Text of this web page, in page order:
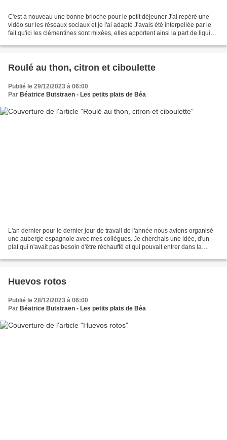
C'est à nouveau une bonne brioche pour le petit déjeuner J'ai repéré une
vidéo sur les réseaux sociaux et je l'ai adapté J'avais été interpellée par le
fait qu'ici les clémentines sont mixées, elles apportent ainsi la part de liquide
Roulé au thon, citron et ciboulette
Publié le 29/12/2023 à 06:00
Par Béatrice Butstraen - Les petits plats de Béa
L'an dernier pour le dernier jour de travail de l'année nous avions organisé
une auberge espagnole avec mes collègues. Je cherchais une idée, d'un
plat qui n'avait pas besoin d'être réchauffé et qui pouvait entrer dans la
Huevos rotos
Publié le 28/12/2023 à 06:00
Par Béatrice Butstraen - Les petits plats de Béa